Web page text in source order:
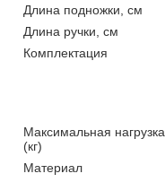
Длина подножки, см
Длина ручки, см
Комплектация
Максимальная нагрузка
(кг)
Материал